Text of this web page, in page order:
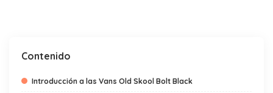
Contenido
Introducción a las Vans Old Skool Bolt Black